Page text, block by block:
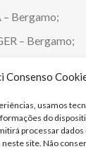
Consenso
usamos
do
processar
neste site. Não
Bergamo;
– Bergamo;
–
– Torino;